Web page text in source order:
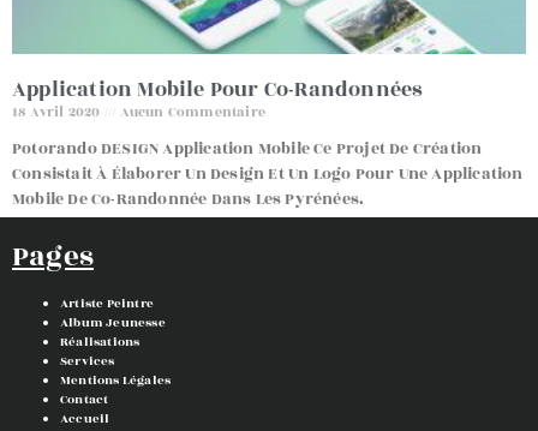
Application Mobile Pour Co-Randonnées
18 Avril 2020 Aucun Commentaire
Potorando DESIGN Application Mobile Ce Projet De Création
Consistait À Élaborer Un Design Et Un Logo Pour Une Application
Mobile De Co-Randonnée Dans Les Pyrénées.
Pages
Artiste Peintre
Album Jeunesse
Réalisations
Services
Mentions Légales
Contact
Accueil